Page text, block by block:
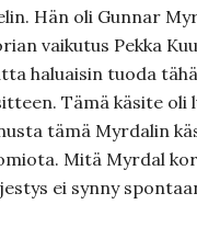
Hän oli Gunnar
vaikutus Pekka
haluaisin tuoda
Tämä käsite oli
tämä Myrdalin
Mitä Myrdal
ei synny